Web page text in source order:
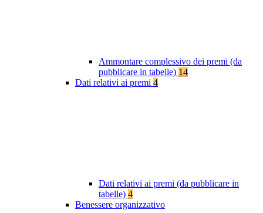
Ammontare complessivo dei premi (da
pubblicare in tabelle) 14
Dati relativi ai premi 4
Dati relativi ai premi (da pubblicare in
tabelle) 4
Benessere organizzativo